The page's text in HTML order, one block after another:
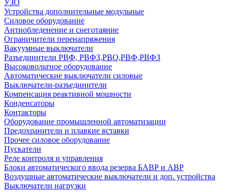
УЗО
Устройства дополнительные модульные
Силовое оборудование
Антиобледенение и снеготаяние
Ограничители перенапряжения
Вакуумные выключатели
Разъединители РВФ, РВФЗ,РВО,РВФ,РВФЗ
Высоковольтное оборудование
Автоматические выключатели cиловые
Выключатели-разъединители
Компенсация реактивной мощности
Конденсаторы
Контакторы
Оборудование промышленной автоматизации
Предохранители и плавкие вставки
Прочее силовое оборудование
Пускатели
Реле контроля и управления
Блоки автоматического ввода резерва БАВР и АВР
Воздушные автоматические выключатели и доп. устройства
Выключатели нагрузки